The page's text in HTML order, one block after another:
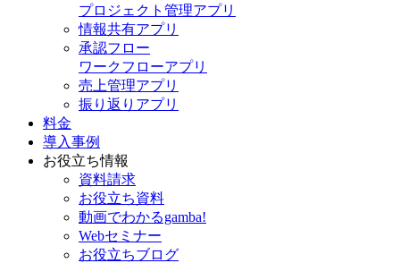
プロジェクト管理アプリ
情報共有アプリ
承認フロー
ワークフローアプリ
売上管理アプリ
振り返りアプリ
料金
導入事例
お役立ち情報
資料請求
お役立ち資料
動画でわかるgamba!
Webセミナー
お役立ちブログ